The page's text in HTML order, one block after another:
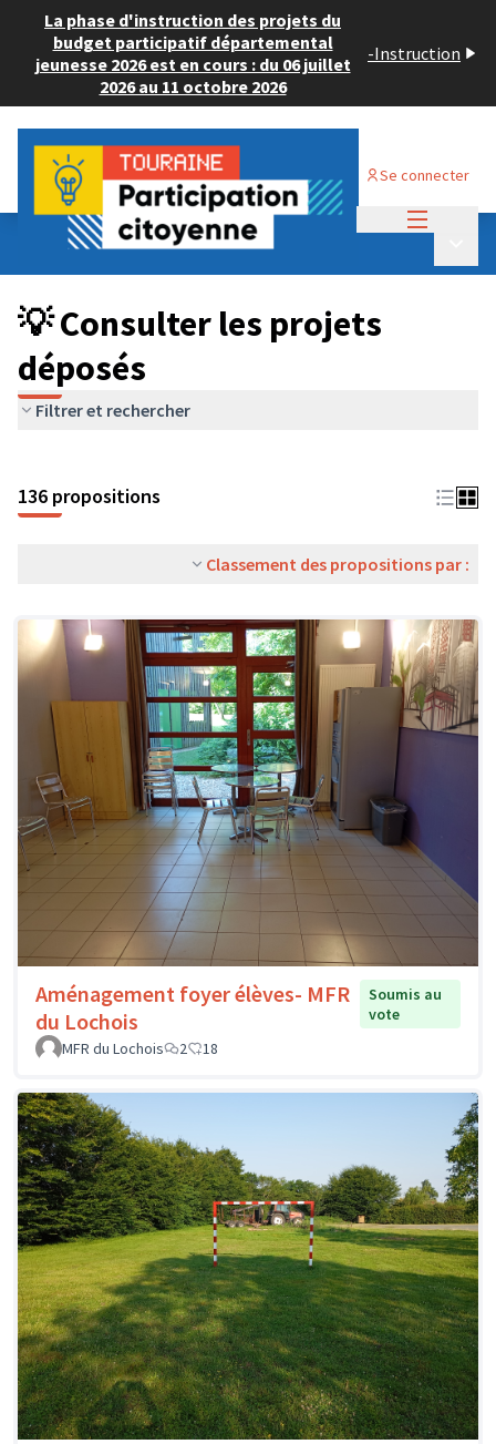
La phase d'instruction des projets du
budget participatif départemental
jeunesse 2026 est en cours : du 06 juillet
2026 au 11 octobre 2026
-Instruction
Se connecter
Budget Participatif JEUNESSE 2024
💡 Consulter les projets déposés
💡 Consulter les projets
déposés
Filtrer et rechercher
136 propositions
Classement des propositions par :
Aménagement foyer élèves- MFR
du Lochois
Soumis au
vote
MFR du Lochois
2 18